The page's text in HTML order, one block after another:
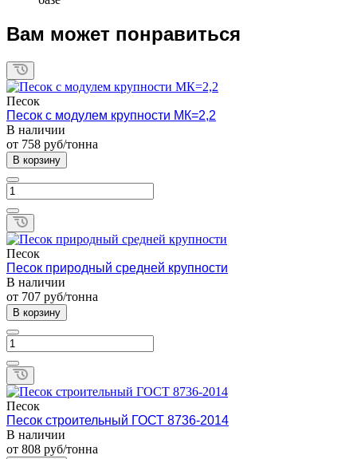
Вам может понравиться
Песок
Песок с модулем крупности МК=2,2
В наличии
от 758 руб/тонна
В корзину
Песок
Песок природный средней крупности
В наличии
от 707 руб/тонна
В корзину
Песок
Песок строительный ГОСТ 8736-2014
В наличии
от 808 руб/тонна